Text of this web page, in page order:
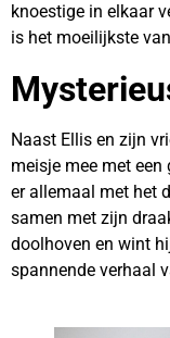
knoestige in elkaar
is het moeilijkste
Naast Ellis en zijn
meisje mee met
er allemaal met het
samen met zijn
doolhoven en wint
spannende verhaal